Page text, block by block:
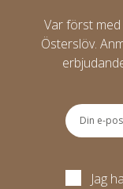
Var först
Österslöv.
Jag